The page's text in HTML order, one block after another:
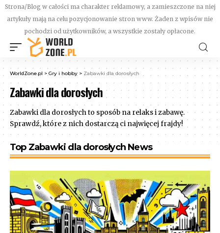
Strona/Blog w całości ma charakter reklamowy, a zamieszczone na niej
artykuły mają na celu pozycjonowanie stron www. Żaden z wpisów nie
pochodzi od użytkowników, a wszystkie zostały opłacone.
WorldZone.pl > Gry i hobby > Zabawki dla dorosłych
Zabawki dla dorosłych
Zabawki dla dorosłych to sposób na relaks i zabawę.
Sprawdź, które z nich dostarczą ci najwięcej frajdy!
Top Zabawki dla dorosłych News